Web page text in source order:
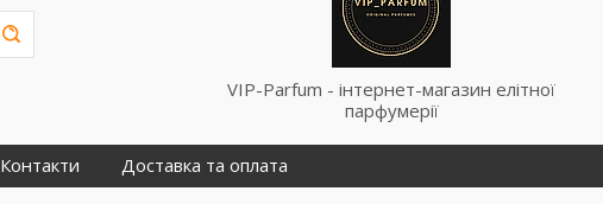
VIP-Parfum - інтернет-магазин елітної
парфумерії
Контакти Доставка та оплата